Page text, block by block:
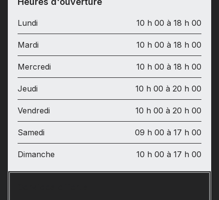
Lundi 10 h 00 à 18 h 00
Mardi 10 h 00 à 18 h 00
Mercredi 10 h 00 à 18 h 00
Jeudi 10 h 00 à 20 h 00
Vendredi 10 h 00 à 20 h 00
Samedi 09 h 00 à 17 h 00
Dimanche 10 h 00 à 17 h 00